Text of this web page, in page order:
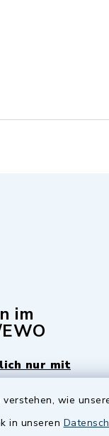
wie
in unseren
im
nur mit
Standesamt
.